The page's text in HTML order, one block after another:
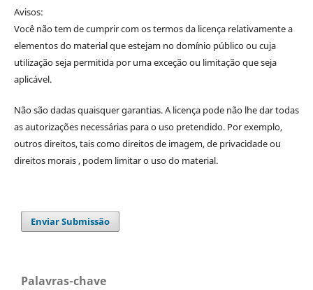
Avisos:
Você não tem de cumprir com os termos da licença relativamente a
elementos do material que estejam no domínio público ou cuja
utilização seja permitida por uma exceção ou limitação que seja
aplicável.
Não são dadas quaisquer garantias. A licença pode não lhe dar todas
as autorizações necessárias para o uso pretendido. Por exemplo,
outros direitos, tais como direitos de imagem, de privacidade ou
direitos morais , podem limitar o uso do material.
Enviar Submissão
Palavras-chave